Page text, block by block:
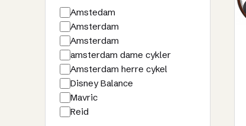
Amstedam
Amsterdam
Amsterdam
amsterdam dame cykler
Amsterdam herre cykel
Disney Balance
Mavric
Reid